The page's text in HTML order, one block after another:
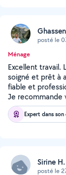
posté le
Ménage
Excellent
soigné et prêt à
fiable et
Je recommande
Expert dans
Sirine H.
posté le